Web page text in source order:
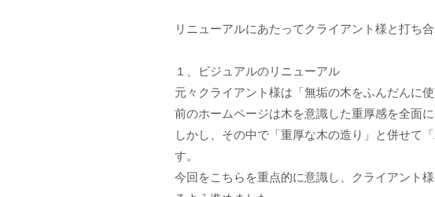
リニューアルにあたってクライアント様と打ち
１、ビジュアルのリニューアル
元々クライアント様は「無垢の木をふんだんに
前のホームページは木を意識した重厚感を全面
しかし、その中で「重厚な木の造り」と併せて
す。
今回をこちらを重点的に意識し、クライアント